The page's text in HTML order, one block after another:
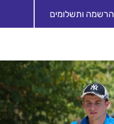
הרשמה ותשלומים